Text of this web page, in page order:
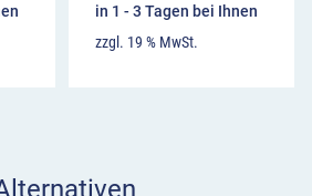
in 1 - 3 Tagen bei Ihnen
zzgl. 19 % MwSt.